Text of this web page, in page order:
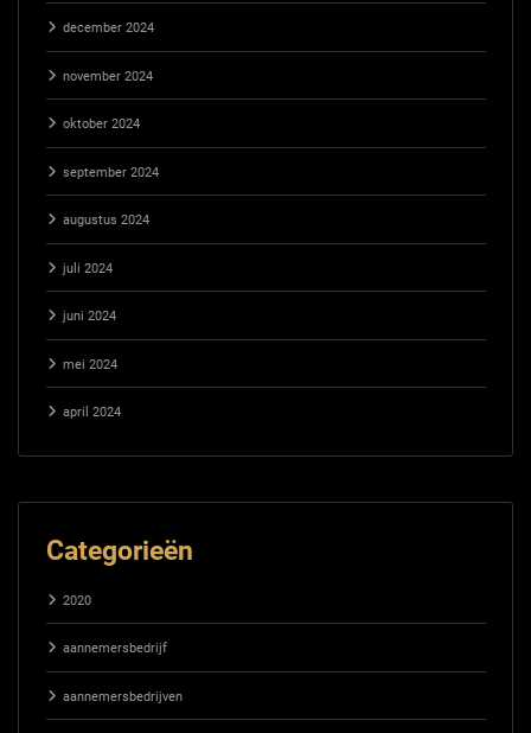
december 2024
november 2024
oktober 2024
september 2024
augustus 2024
juli 2024
juni 2024
mei 2024
april 2024
Categorieën
2020
aannemersbedrijf
aannemersbedrijven